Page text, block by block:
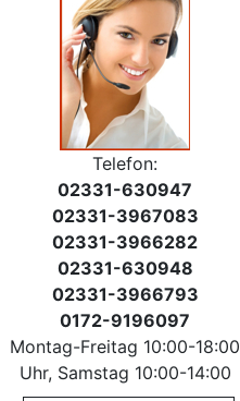
Telefon:
02331-630947
02331-3967083
02331-3966282
02331-630948
02331-3966793
0172-9196097
Montag-Freitag 10:00-18:00
Uhr, Samstag 10:00-14:00